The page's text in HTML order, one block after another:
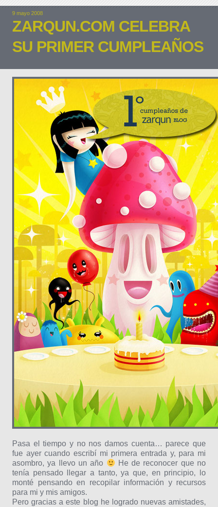
9 mayo 2008
ZARQUN.COM CELEBRA
SU PRIMER CUMPLEAÑOS
Pasa el tiempo y no nos damos cuenta… parece que
fue ayer cuando escribí mi primera entrada y, para mi
asombro, ya llevo un año
He de reconocer que no
tenía pensado llegar a tanto, ya que, en principio, lo
monté pensando en recopilar información y recursos
para mi y mis amigos.
Pero gracias a este blog he logrado nuevas amistades,